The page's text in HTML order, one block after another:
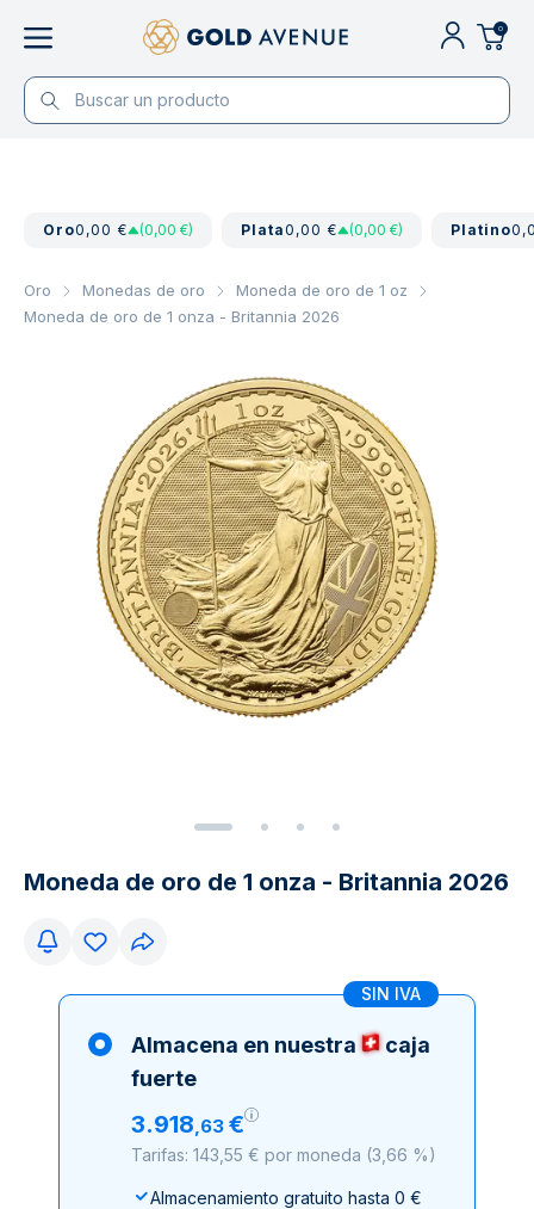
0
Oro0,00 € (0,00 €) Plata0,00 € (0,00 €) Platino
Oro Monedas de oro
Moneda de oro de 1 oz
Moneda de oro de 1 onza - Britannia 2026
Moneda de oro de 1 onza - Britannia 2026
SIN IVA
Almacena en nuestra
caja
fuerte
3.918,63 €
Tarifas: 143,55 € por moneda (3,66 %)
Almacenamiento gratuito hasta 0 €